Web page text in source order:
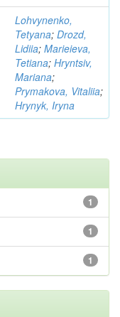
Lohvynenko,
Tetyana; Drozd,
Lidiia; Marieieva,
Tetiana; Hryntsiv,
Mariana;
Prymakova, Vitaliia;
Hrynyk, Iryna
1
1
1